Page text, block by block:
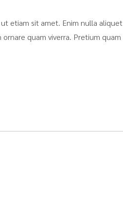
etiam sit amet. Enim nulla aliquet
quam viverra. Pretium quam